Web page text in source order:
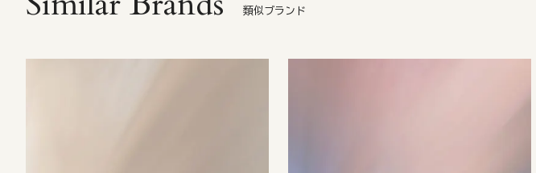
類似ブランド